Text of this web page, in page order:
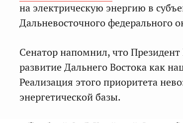
на электрическую энергию в
Дальневосточного федерального
Сенатор напомнил, что
развитие Дальнего Востока как
Реализация этого приоритета
энергетической базы.